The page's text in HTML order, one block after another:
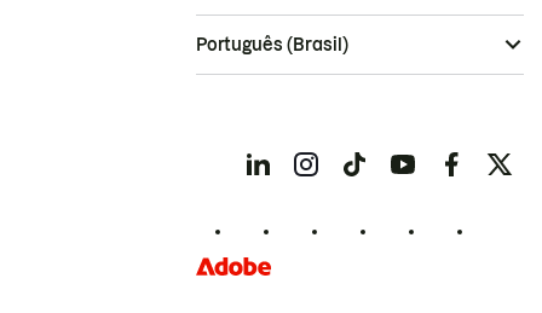
Português (Brasil)